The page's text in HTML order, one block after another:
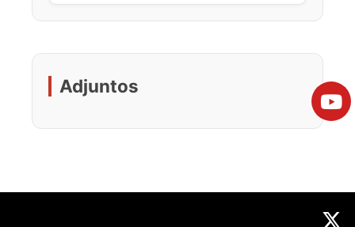
Adjuntos